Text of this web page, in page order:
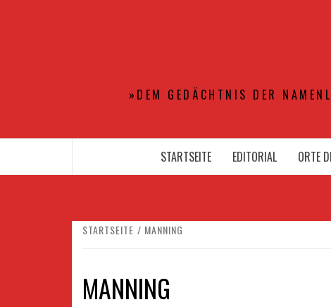
»DEM GEDÄCHTNIS DER
STARTSEITE EDITORIAL ORTE
STARTSEITE MANNING
MANNING